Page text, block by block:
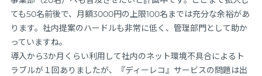
ても50名前後で、月額3000円の上限100名までは充分な余裕があ
ります。社内提案のハードルも非常に低く、管理部門として助か
っていますね。
導入から3か月くらい利用して社内のネット環境不具合によるト
ラブルが１回ありましたが、『ディーレコ』サービスの問題は出